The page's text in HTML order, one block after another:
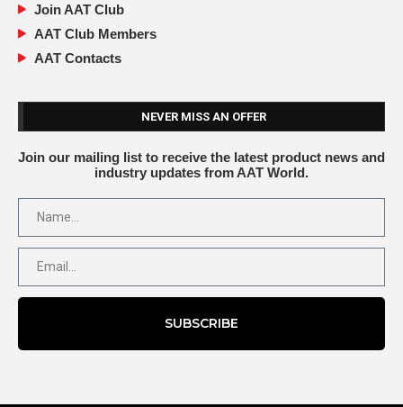
Join AAT Club
AAT Club Members
AAT Contacts
NEVER MISS AN OFFER
Join our mailing list to receive the latest product news and
industry updates from AAT World.
SUBSCRIBE